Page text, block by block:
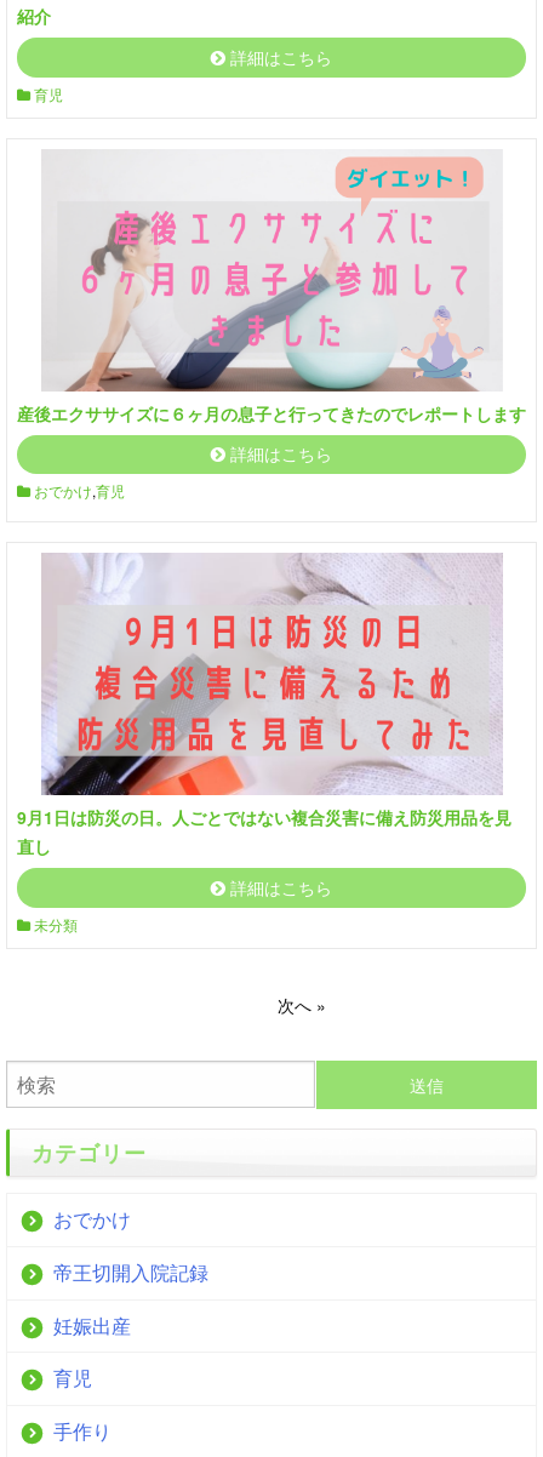
紹介
詳細はこちら
育児
産後エクササイズに６ヶ月の息子と行ってきたのでレポートします
詳細はこちら
おでかけ,育児
9月1日は防災の日。人ごとではない複合災害に備え防災用品を見
直し
詳細はこちら
未分類
次へ »
送信
カテゴリー
おでかけ
帝王切開入院記録
妊娠出産
育児
手作り